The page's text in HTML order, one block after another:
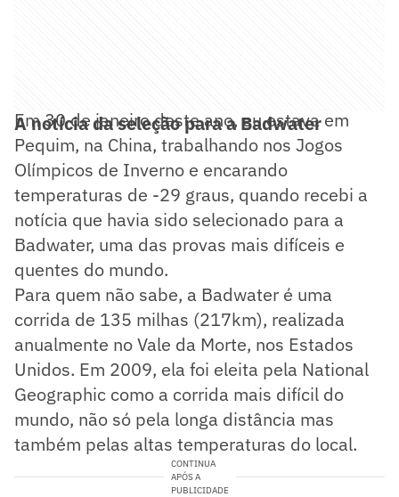
A notícia da seleção para a Badwater
Em 30 de janeiro deste ano, eu estava em
Pequim, na China, trabalhando nos Jogos
Olímpicos de Inverno e encarando
temperaturas de -29 graus, quando recebi a
notícia que havia sido selecionado para a
Badwater, uma das provas mais difíceis e
quentes do mundo.
Para quem não sabe, a Badwater é uma
corrida de 135 milhas (217km), realizada
anualmente no Vale da Morte, nos Estados
Unidos. Em 2009, ela foi eleita pela National
Geographic como a corrida mais difícil do
mundo, não só pela longa distância mas
também pelas altas temperaturas do local.
CONTINUA
APÓS A
PUBLICIDADE